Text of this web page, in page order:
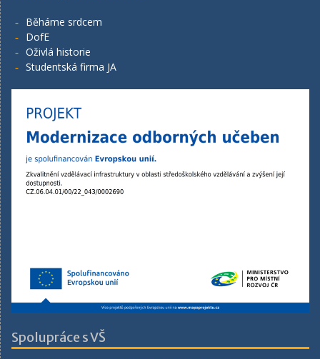
Běháme srdcem
DofE
Oživlá historie
Studentská firma JA
Spolupráce s VŠ